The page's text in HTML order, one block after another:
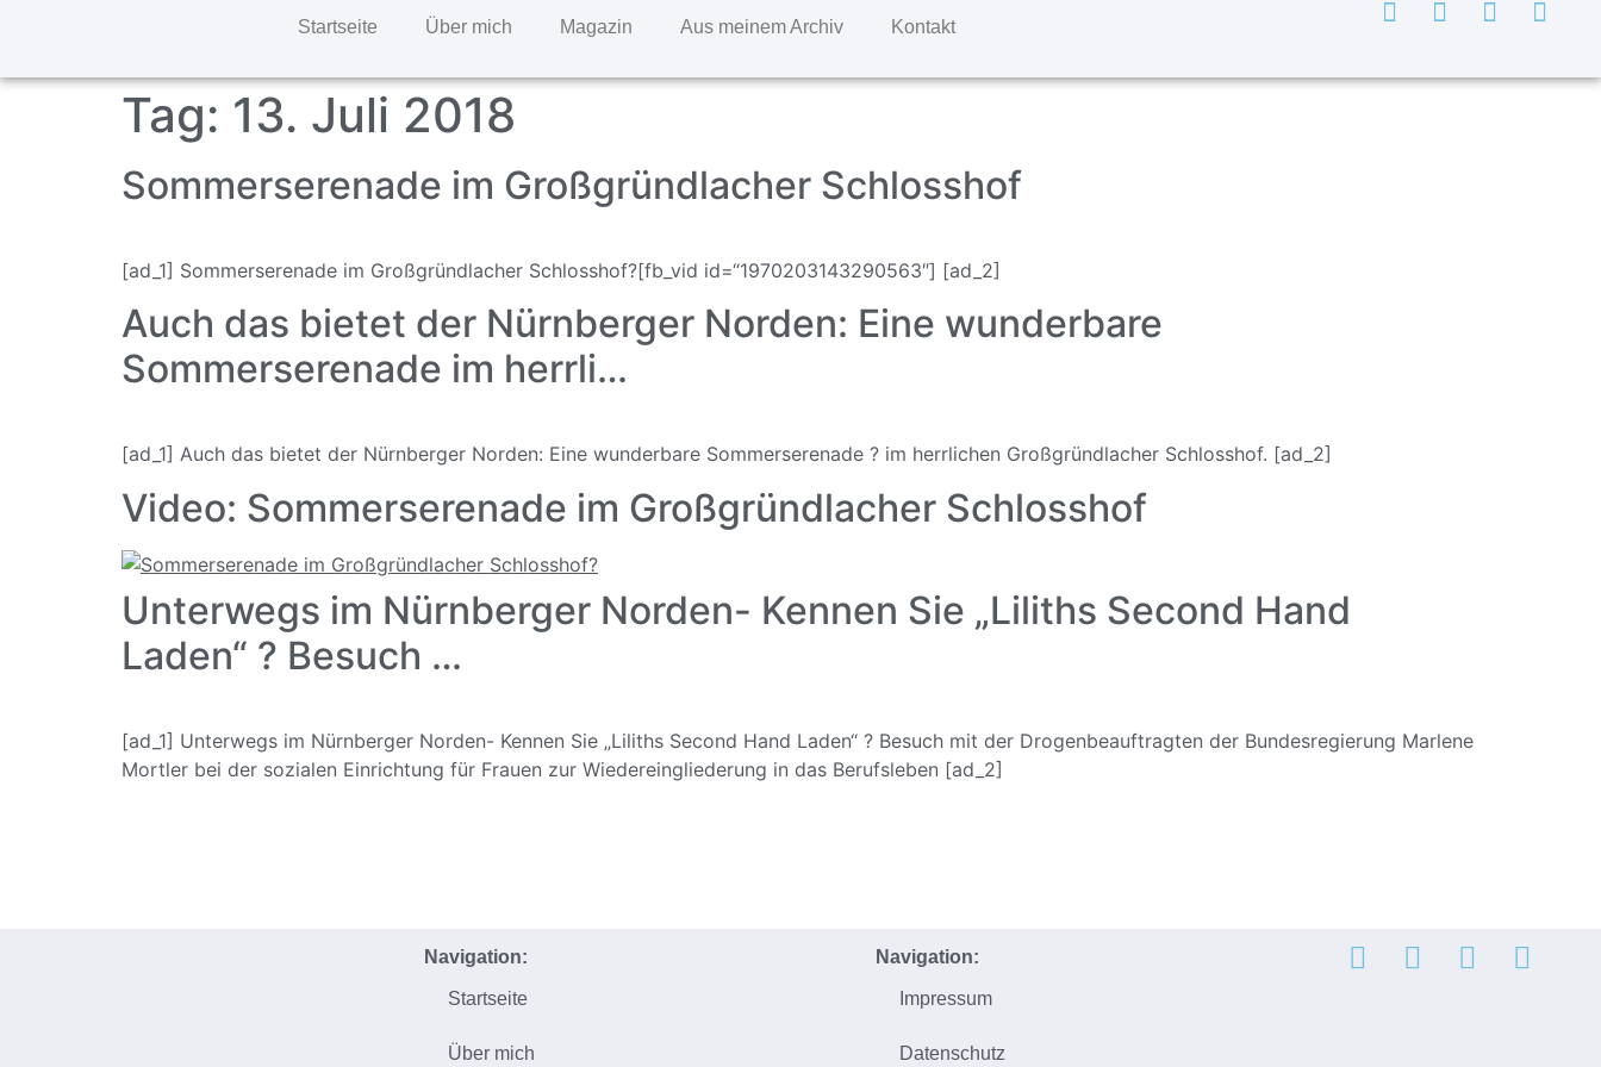
Startseite Über mich Magazin Aus meinem Archiv Kontakt
Tag: 13. Juli 2018
Sommerserenade im Großgründlacher Schlosshof
[ad_1] Sommerserenade im Großgründlacher Schlosshof?[fb_vid id=“1970203143290563″] [ad_2]
Auch das bietet der Nürnberger Norden: Eine wunderbare
Sommerserenade im herrli…
[ad_1] Auch das bietet der Nürnberger Norden: Eine wunderbare Sommerserenade ? im herrlichen Großgründlacher Schlosshof. [ad_2]
Video: Sommerserenade im Großgründlacher Schlosshof
Unterwegs im Nürnberger Norden- Kennen Sie „Liliths Second Hand
Laden“ ? Besuch …
[ad_1] Unterwegs im Nürnberger Norden- Kennen Sie „Liliths Second Hand Laden“ ? Besuch mit der Drogenbeauftragten der Bundesregierung Marlene
Mortler bei der sozialen Einrichtung für Frauen zur Wiedereingliederung in das Berufsleben [ad_2]
Navigation:
Startseite
Über mich
Navigation:
Impressum
Datenschutz